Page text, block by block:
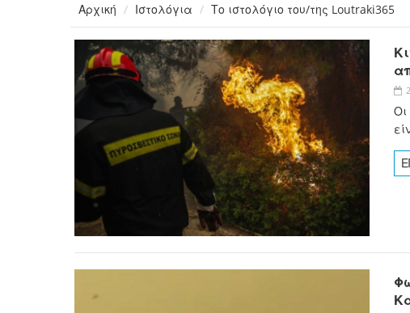
Αρχική Ιστολόγια Το ιστολόγιο του/της Loutraki365